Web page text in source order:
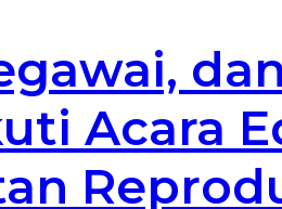
Acara